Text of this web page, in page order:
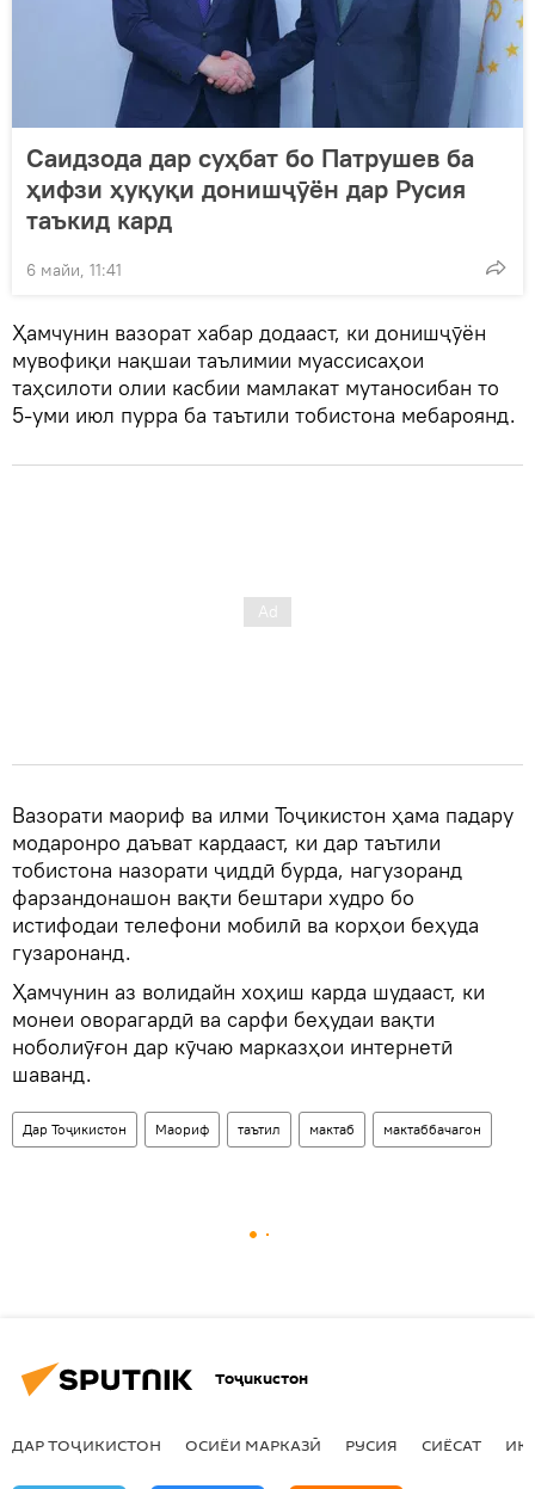
Саидзода дар суҳбат бо Патрушев ба
ҳифзи ҳуқуқи донишҷӯён дар Русия
таъкид кард
6 майи, 11:41
Ҳамчунин вазорат хабар додааст, ки донишҷӯён
мувофиқи нақшаи таълимии муассисаҳои
таҳсилоти олии касбии мамлакат мутаносибан то
5-уми июл пурра ба таътили тобистона мебароянд.
Вазорати маориф ва илми Тоҷикистон ҳама падару
модаронро даъват кардааст, ки дар таътили
тобистона назорати ҷиддӣ бурда, нагузоранд
фарзандонашон вақти бештари худро бо
истифодаи телефони мобилӣ ва корҳои беҳуда
гузаронанд.
Ҳамчунин аз волидайн хоҳиш карда шудааст, ки
монеи оворагардӣ ва сарфи беҳудаи вақти
ноболиӯғон дар кӯчаю марказҳои интернетӣ
шаванд.
Дар Тоҷикистон Маориф таътил мактаб мактаббачагон
Тоҷикистон
ДАР ТОҶИКИСТОН ОСИЁИ МАРКАЗӢ РУСИЯ СИЁСАТ